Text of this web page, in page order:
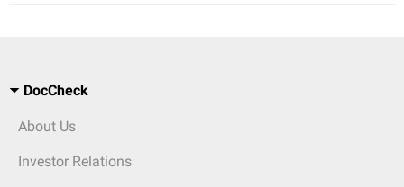
DocCheck
About Us
Investor Relations